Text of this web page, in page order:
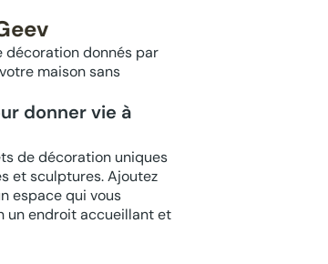
décoration donnés par
maison sans
donner vie à
de décoration uniques
et sculptures. Ajoutez
espace qui vous
un endroit accueillant et